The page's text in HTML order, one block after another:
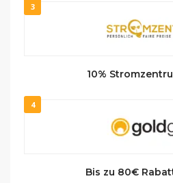
3
10%
4
Bis zu 80€